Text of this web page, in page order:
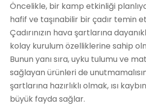
Öncelikle, bir kamp etkinliği
hafif ve taşınabilir bir çadır temin
Çadırınızın hava şartlarına
kolay kurulum özelliklerine sahip
Bunun yanı sıra, uyku tulumu ve
sağlayan ürünleri de
şartlarına hazırlıklı olmak, ısı
büyük fayda sağlar.